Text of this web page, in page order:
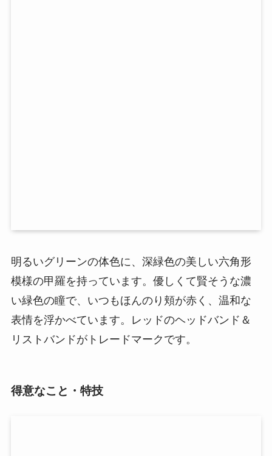
明るいグリーンの体色に、深緑色の美しい六角形
模様の甲羅を持っています。優しくて賢そうな濃
い緑色の瞳で、いつもほんのり頬が赤く、温和な
表情を浮かべています。レッドのヘッドバンド＆
リストバンドがトレードマークです。
得意なこと・特技